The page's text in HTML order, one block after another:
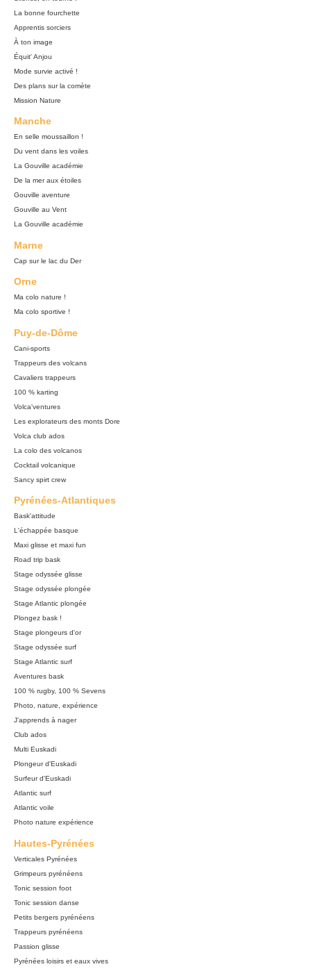
La bonne fourchette
Apprentis sorciers
À ton image
Équit' Anjou
Mode survie activé !
Des plans sur la comète
Mission Nature
Manche
En selle moussaillon !
Du vent dans les voiles
La Gouville académie
De la mer aux étoiles
Gouville aventure
Gouville au Vent
La Gouville académie
Marne
Cap sur le lac du Der
Orne
Ma colo nature !
Ma colo sportive !
Puy-de-Dôme
Cani-sports
Trappeurs des volcans
Cavaliers trappeurs
100 % karting
Volca'ventures
Les explorateurs des monts Dore
Volca club ados
La colo des volcanos
Cocktail volcanique
Sancy spirt crew
Pyrénées-Atlantiques
Bask'attitude
L'échappée basque
Maxi glisse et maxi fun
Road trip bask
Stage odyssée glisse
Stage odyssée plongée
Stage Atlantic plongée
Plongez bask !
Stage plongeurs d'or
Stage odyssée surf
Stage Atlantic surf
Aventures bask
100 % rugby, 100 % Sevens
Photo, nature, expérience
J'apprends à nager
Club ados
Multi Euskadi
Plongeur d'Euskadi
Surfeur d'Euskadi
Atlantic surf
Atlantic voile
Photo nature expérience
Hautes-Pyrénées
Verticales Pyrénées
Grimpeurs pyrénéens
Tonic session foot
Tonic session danse
Petits bergers pyrénéens
Trappeurs pyrénéens
Passion glisse
Pyrénées loisirs et eaux vives